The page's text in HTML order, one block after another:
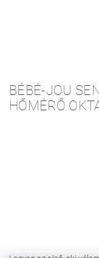
BÉBÉ-JOU
HŐMÉRŐ